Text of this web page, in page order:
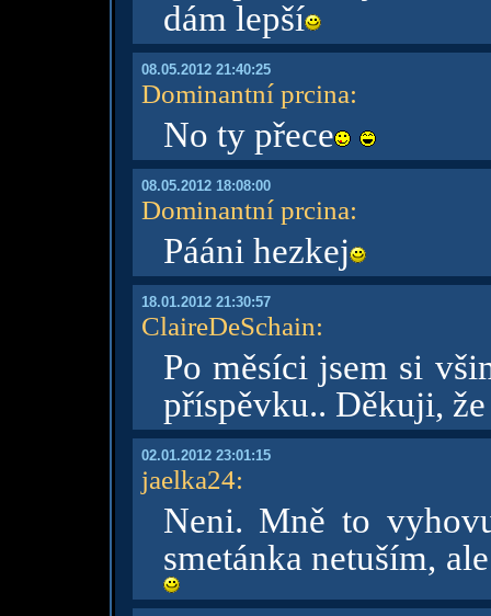
dám lepší
08.05.2012 21:40:25
Dominantní prcina:
No ty přece
08.05.2012 18:08:00
Dominantní prcina:
Pááni hezkej
18.01.2012 21:30:57
ClaireDeSchain:
Po měsíci jsem si
příspěvku.. Děkuji,
02.01.2012 23:01:15
jaelka24:
Neni. Mně to
smetánka netuším,